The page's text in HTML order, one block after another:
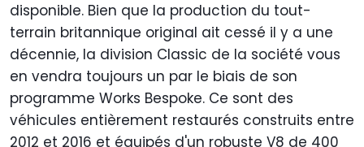
disponible. Bien que la production du tout-
terrain britannique original ait cessé il y a une
décennie, la division Classic de la société vous
en vendra toujours un par le biais de son
programme Works Bespoke. Ce sont des
véhicules entièrement restaurés construits entre
2012 et 2016 et équipés d'un robuste V8 de 400